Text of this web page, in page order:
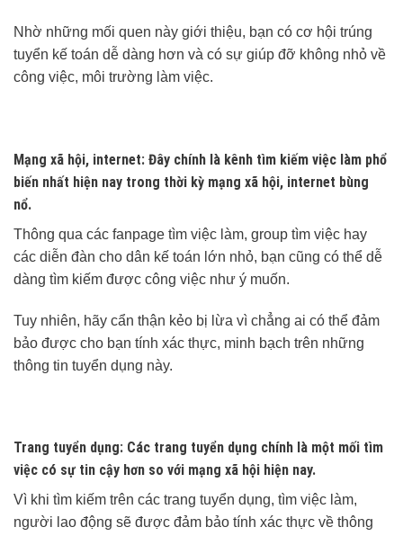
Nhờ những mối quen này giới thiệu, bạn có cơ hội trúng
tuyển kế toán dễ dàng hơn và có sự giúp đỡ không nhỏ về
công việc, môi trường làm việc.
Mạng xã hội, internet: Đây chính là kênh tìm kiếm việc làm phổ
biến nhất hiện nay trong thời kỳ mạng xã hội, internet bùng
nổ.
Thông qua các fanpage tìm việc làm, group tìm việc hay
các diễn đàn cho dân kế toán lớn nhỏ, bạn cũng có thể dễ
dàng tìm kiếm được công việc như ý muốn.
Tuy nhiên, hãy cẩn thận kẻo bị lừa vì chẳng ai có thể đảm
bảo được cho bạn tính xác thực, minh bạch trên những
thông tin tuyển dụng này.
Trang tuyển dụng: Các trang tuyển dụng chính là một mối tìm
việc có sự tin cậy hơn so với mạng xã hội hiện nay.
Vì khi tìm kiếm trên các trang tuyển dụng, tìm việc làm,
người lao động sẽ được đảm bảo tính xác thực về thông